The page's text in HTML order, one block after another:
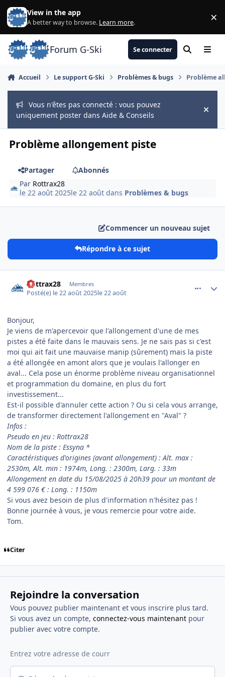
Aller au contenu
View in the app
A better way to browse. Learn more. ×
Forum G-Ski Se connecter Rechercher
Menu
Accueil Le support G-Ski Problèmes & bugs Problème
Vous n'êtes pas connecté : vous pouvez
uniquement poster dans Aide & Conseils
Hide
Problème allongement piste
Partager
Abonnés
Par Rottrax28
le 22 août 2025le 22 août dans Problèmes & bugs
Commencer un nouveau sujet
Répondre à ce sujet
Rottrax28 Membres
Posté(e) le 22 août 2025le 22 août
Bonjour,
Je viens de m'apercevoir que l'allongement d'une de mes
pistes a été faite dans le mauvais sens. Je ne sais pas si c'est
moi qui ait fait une mauvaise manip (sûrement) mais la piste
a été allongée en amont alors que je voulais l'allonger en
aval... Cela pose un énorme problème niveau organisationnel
et programmation du domaine, en plus du fort
investissement...
Est-il possible d'annuler cette action ? Ou si cela vous arrange,
de transformer directement l'allongement en "Aval" ?
Infos :
Pseudo en jeu : Rottrax28
Nom de la piste : Essyna *
Caractéristiques d'origines (avant allongement) : Alt. max :
2530m, Alt. min : 1974m, Long. : 2300m, Larg. : 33m
Allongement en date du 15/08/2025 à 20h39 pour un montant de
4 599 076 € : Long. : 1150m
Si vous avez besoin de plus d'information n'hésitez pas !
Bonne journée à vous, je vous remercie pour votre aide.
Tom.
Citer
Rejoindre la conversation
Vous pouvez publier maintenant et vous inscrire plus tard.
Si vous avez un compte, connectez-vous maintenantpour
publier avec votre compte.